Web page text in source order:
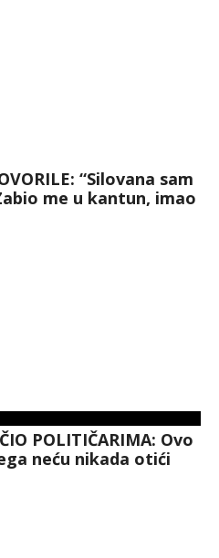
“Silovana sam
me u kantun, imao
POLITIČARIMA: Ovo
neću nikada otići